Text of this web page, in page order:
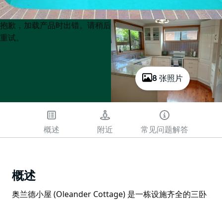
8 张照片
Product
List
Product
List
抱歉，加载产品时出错。请稍后
重试。
概述 附近 常见问题解答
概述
奥兰德小屋 (Oleander Cottage) 是一栋设施齐全的三卧